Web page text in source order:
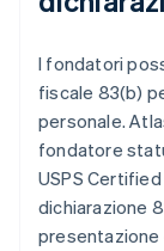
I fondatori
fiscale 83(b)
personale.
fondatore
USPS
dichiarazione
presentazione